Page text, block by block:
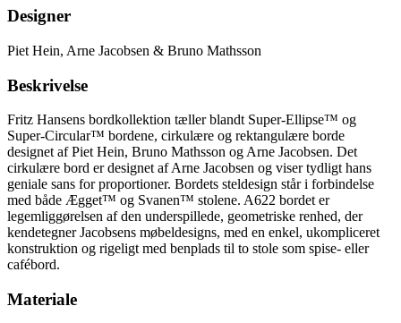
Designer
Piet Hein, Arne Jacobsen & Bruno Mathsson
Beskrivelse
Fritz Hansens bordkollektion tæller blandt Super-Ellipse™ og
Super-Circular™ bordene, cirkulære og rektangulære borde
designet af Piet Hein, Bruno Mathsson og Arne Jacobsen. Det
cirkulære bord er designet af Arne Jacobsen og viser tydligt hans
geniale sans for proportioner. Bordets steldesign står i forbindelse
med både Ægget™ og Svanen™ stolene. A622 bordet er
legemliggørelsen af den underspillede, geometriske renhed, der
kendetegner Jacobsens møbeldesigns, med en enkel, ukompliceret
konstruktion og rigeligt med benplads til to stole som spise- eller
cafébord.
Materiale